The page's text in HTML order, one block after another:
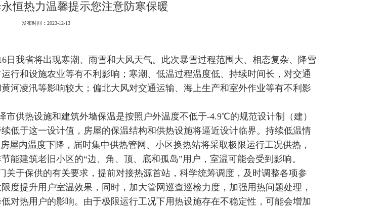
恒热力温馨提示您注意防寒保暖
发布时间：2023-12-13
日我省将出现寒潮、雨雪和大风天气。此次暴雪过程范围大、相态复杂、降雪
行和设施农业等有不利影响；寒潮、低温过程温度低、持续时间长，对交通
河凌汛等影响较大；偏北大风对交通运输、海上生产和室外作业等有不利影
供热设施和建筑外墙保温是按照户外温度不低于-4.9℃的规范设计制（建）
低于这一设计值，房屋的保温结构和供热设施将逼近设计临界。持续低温情
屋内温度下降，届时集中供热管网、小区换热站将采取极限运行工况供热，
能建筑老旧小区的“边、角、顶、底和孤岛”用户，室温可能会受到影响。
于保供的有关要求，提前对接热源首站，科学统筹调度，及时调整各项参
度提升用户室温效果，同时，加大管网巡查巡检力度，加强用热问题处理，
对热用户的影响。由于极限运行工况下用热设施存在不稳定性，可能会增加